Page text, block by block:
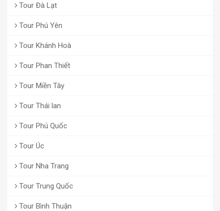
Tour Đà Lạt
Tour Phú Yên
Tour Khánh Hoà
Tour Phan Thiết
Tour Miền Tây
Tour Thái lan
Tour Phú Quốc
Tour Úc
Tour Nha Trang
Tour Trung Quốc
Tour Bình Thuận